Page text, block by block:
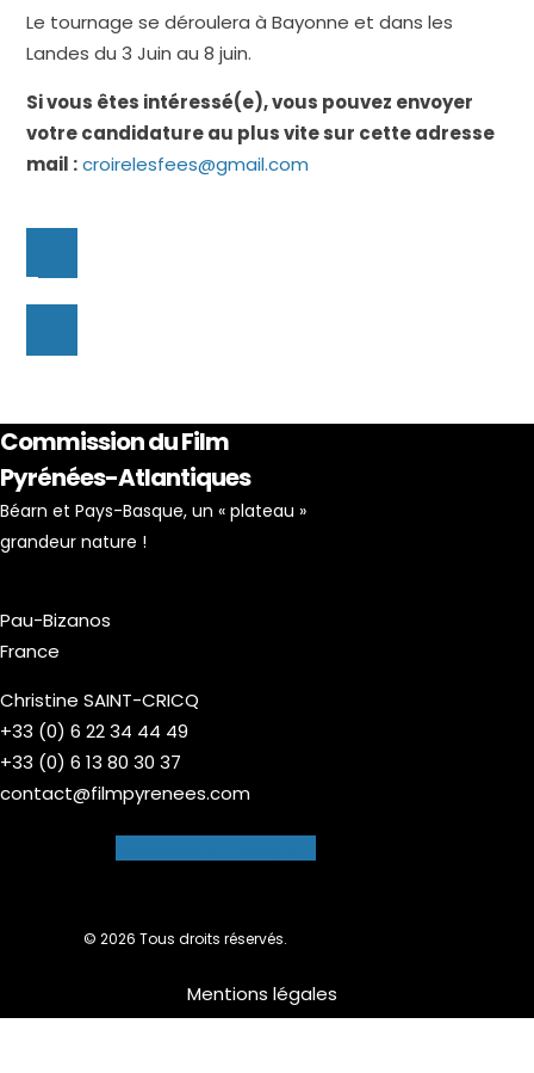
Le tournage se déroulera à Bayonne et dans les
Landes du 3 Juin au 8 juin.
Si vous êtes intéressé(e), vous pouvez envoyer
votre candidature au plus vite sur cette adresse
mail : croirelesfees@gmail.com
Commission du Film
Pyrénées-Atlantiques
Béarn et Pays-Basque, un « plateau »
grandeur nature !
Pau-Bizanos
France
Christine SAINT-CRICQ
+33 (0) 6 22 34 44 49
+33 (0) 6 13 80 30 37
contact@filmpyrenees.com
© 2026 Tous droits réservés.
Mentions légales